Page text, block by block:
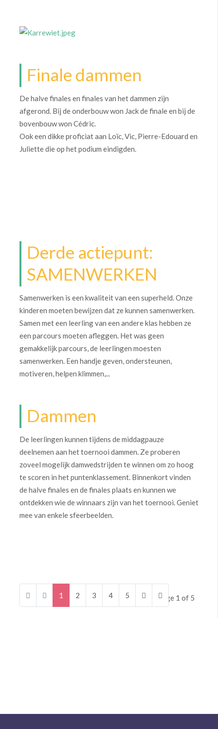
Finale dammen
De halve finales en finales van het dammen zijn
afgerond. Bij de onderbouw won Jack de finale en bij de
bovenbouw won Cédric.
Ook een dikke proficiat aan Loïc, Vic, Pierre-Edouard en
Juliette die op het podium eindigden.
Derde actiepunt:
SAMENWERKEN
Samenwerken is een kwaliteit van een superheld. Onze
kinderen moeten bewijzen dat ze kunnen samenwerken.
Samen met een leerling van een andere klas hebben ze
een parcours moeten afleggen. Het was geen
gemakkelijk parcours, de leerlingen moesten
samenwerken. Een handje geven, ondersteunen,
motiveren, helpen klimmen,...
Dammen
De leerlingen kunnen tijdens de middagpauze
deelnemen aan het toernooi dammen. Ze proberen
zoveel mogelijk damwedstrijden te winnen om zo hoog
te scoren in het puntenklassement. Binnenkort vinden
de halve finales en de finales plaats en kunnen we
ontdekken wie de winnaars zijn van het toernooi. Geniet
mee van enkele sfeerbeelden.
Page 1 of 5
1 2 3 4 5